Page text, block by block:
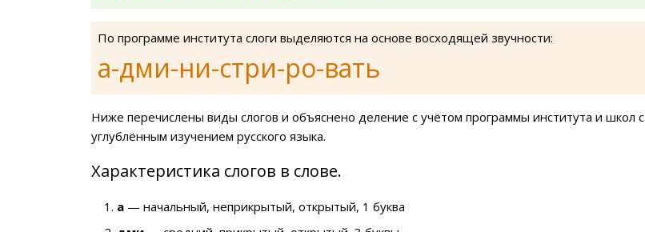
По программе института слоги выделяются на основе восходящей звучности:
а-дми-ни-стри-ро-вать
Ниже перечислены виды слогов и объяснено деление с учётом программы института и школ с
углублённым изучением русского языка.
Характеристика слогов в слове.
а — начальный, неприкрытый, открытый, 1 буква